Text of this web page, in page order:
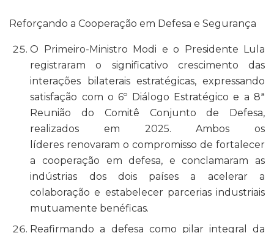
Reforçando a Cooperação em Defesa e Segurança
O Primeiro-Ministro Modi e o Presidente Lula
registraram o significativo crescimento das
interações bilaterais estratégicas, expressando
satisfação com o 6º Diálogo Estratégico e a 8ª
Reunião do Comitê Conjunto de Defesa,
realizados em 2025. Ambos os
líderes renovaram o compromisso de fortalecer
a cooperação em defesa, e conclamaram as
indústrias dos dois países a acelerar a
colaboração e estabelecer parcerias industriais
mutuamente benéficas.
Reafirmando a defesa como pilar integral da